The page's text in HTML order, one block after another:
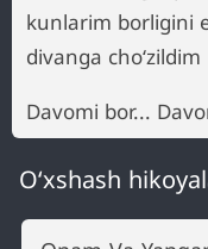
kunlarim borligini
divanga choʻzildim
Davomi bor...
O‘xshash